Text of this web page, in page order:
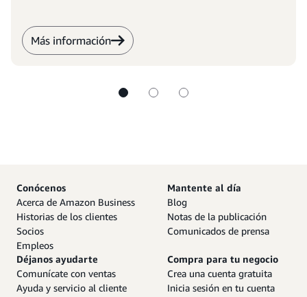
Más información
Conócenos
Acerca de Amazon Business
Historias de los clientes
Socios
Empleos
Mantente al día
Blog
Notas de la publicación
Comunicados de prensa
Déjanos ayudarte
Comunícate con ventas
Ayuda y servicio al cliente
Compra para tu negocio
Crea una cuenta gratuita
Inicia sesión en tu cuenta